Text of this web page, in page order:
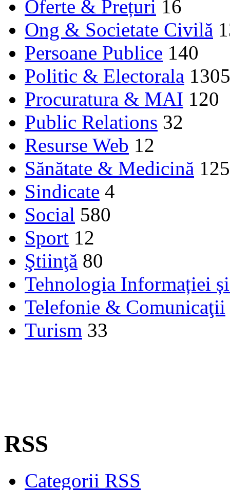
Oferte & Prețuri 16
Ong & Societate Civilă
Persoane Publice 140
Politic & Electorala 1305
Procuratura & MAI 120
Public Relations 32
Resurse Web 12
Sănătate & Medicină 125
Sindicate 4
Social 580
Sport 12
Ştiinţă 80
Tehnologia Informației
Telefonie & Comunicaţii
Turism 33
RSS
Categorii RSS